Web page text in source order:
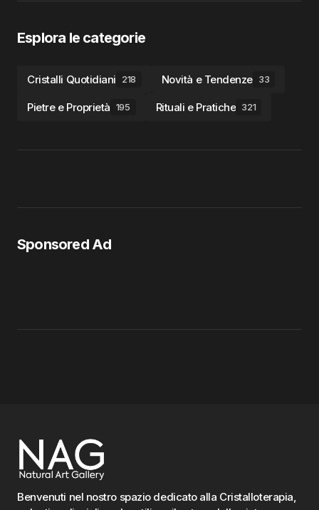
Esplora le categorie
Cristalli Quotidiani 218 Novità e Tendenze 33
Pietre e Proprietà 195 Rituali e Pratiche 321
Sponsored Ad
Benvenuti nel nostro spazio dedicato alla Cristalloterapia,